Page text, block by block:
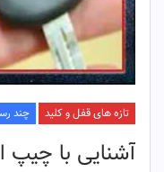
تازه های قفل و کلید چند
آشنایی با چیپ